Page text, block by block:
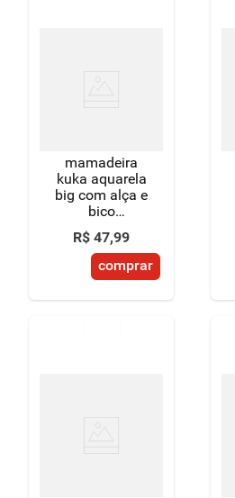
mamadeira
kuka aquarela
big com alça e
bico
ortodôntico
nº2 azul
250ml
R$ 47,99
comprar